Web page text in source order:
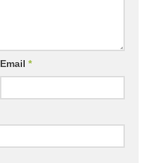
Email *